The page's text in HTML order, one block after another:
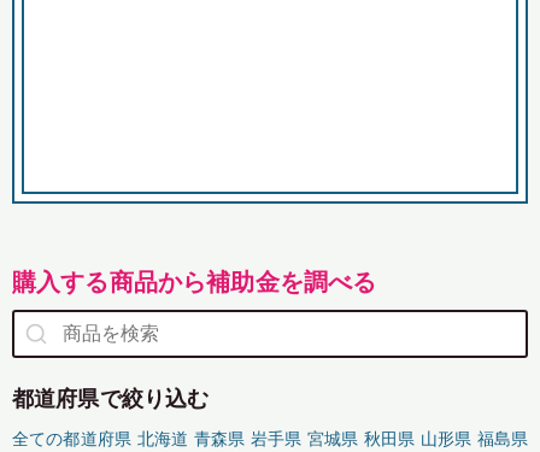
購入する商品から補助金を調べる
都道府県で絞り込む
全ての都道府県 北海道 青森県 岩手県 宮城県 秋田県 山形県 福島県